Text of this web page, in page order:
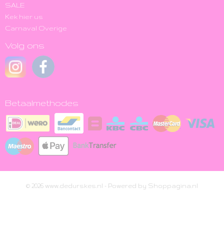
SALE
Kek hier us
Carnaval Overige
Volg ons
Betaalmethodes
© 2026 www.dedurskes.nl - Powered by Shoppagina.nl